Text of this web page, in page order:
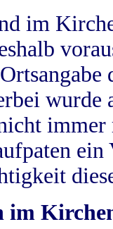
im
wurde
im